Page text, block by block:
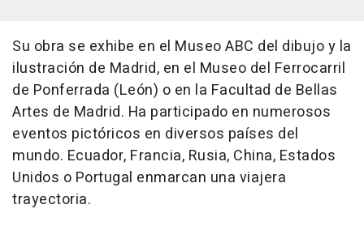
Su obra se exhibe en el Museo ABC del dibujo y la
ilustración de Madrid, en el Museo del Ferrocarril
de Ponferrada (León) o en la Facultad de Bellas
Artes de Madrid. Ha participado en numerosos
eventos pictóricos en diversos países del
mundo. Ecuador, Francia, Rusia, China, Estados
Unidos o Portugal enmarcan una viajera
trayectoria.